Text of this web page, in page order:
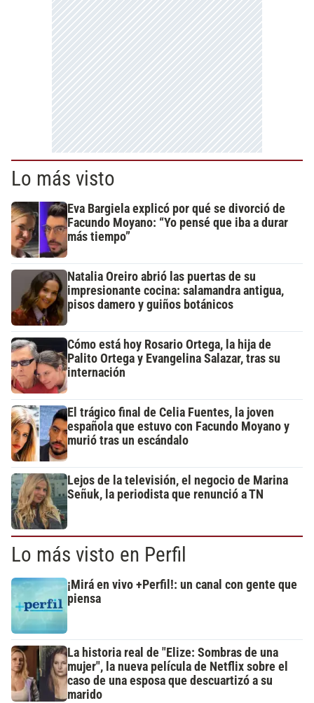
Lo más visto
Eva Bargiela explicó por qué se divorció de
Facundo Moyano: “Yo pensé que iba a durar
más tiempo”
Natalia Oreiro abrió las puertas de su
impresionante cocina: salamandra antigua,
pisos damero y guiños botánicos
Cómo está hoy Rosario Ortega, la hija de
Palito Ortega y Evangelina Salazar, tras su
internación
El trágico final de Celia Fuentes, la joven
española que estuvo con Facundo Moyano y
murió tras un escándalo
Lejos de la televisión, el negocio de Marina
Señuk, la periodista que renunció a TN
Lo más visto en Perfil
¡Mirá en vivo +Perfil!: un canal con gente que
piensa
La historia real de "Elize: Sombras de una
mujer", la nueva película de Netflix sobre el
caso de una esposa que descuartizó a su
marido